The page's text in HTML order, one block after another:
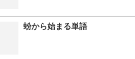
蚡から始まる単語